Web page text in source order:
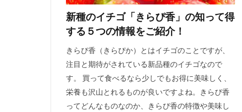
新種のイチゴ「きらぴ香」の知って得
する５つの情報をご紹介！
きらぴ香（きらぴか）とはイチゴのことですが、
注目と期待がされている新品種のイチゴなので
す。 買って食べるなら少しでもお得に美味しく、
栄養も沢山とれるものが良いですよね。きらぴ香
ってどんなものなのか、きらぴ香の特徴や美味し